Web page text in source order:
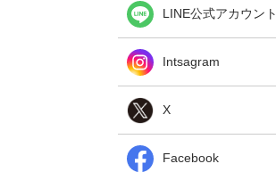
LINE公式アカウント
Intsagram
X
Facebook